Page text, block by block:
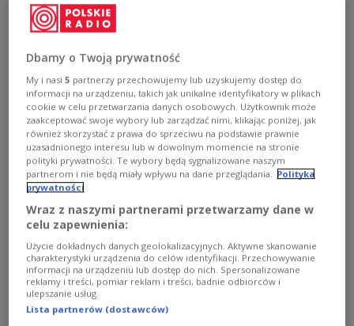
wspólnoty narodowej. Tego samego dnia
obchodzono Dzień Polonii i Polaków za Granicą –
święto ustanowione z inicjatywy Senatu RP jako
wyraz uznania dla dorobku Polonii, jej
przywiązania do polskości i pomocy krajowi w
najtrudniejszych momentach.
Centralnym punktem obchodów w Warszawie była
uroczystość w Pałacu Prezydenckim. Prezydent
przedstawicielom Polonii i Polaków za Granicą
oraz akty powołania członkom Rady do Spraw
Polonii i Polaków za Granicą przy Prezydencie RP.
Nowe gremium ma być przestrzenią stałego
dialogu z rodakami mieszkającymi poza krajem i
doradzać głowie państwa w sprawach polityki
Dbamy o Twoją prywatność
My i nasi5 partnerzy przechowujemy lub uzyskujemy dostęp do
informacji na urządzeniu, takich jak unikalne identyfikatory w plikach
cookie w celu przetwarzania danych osobowych. Użytkownik może
zaakceptować swoje wybory lub zarządzać nimi, klikając poniżej, jak
również skorzystać z prawa do sprzeciwu na podstawie prawnie
uzasadnionego interesu lub w dowolnym momencie na stronie
polityki prywatności. Te wybory będą sygnalizowane naszym
partnerom i nie będą miały wpływu na dane przeglądania. Polityka
prywatności
Wraz z naszymi partnerami przetwarzamy dane w
celu zapewnienia:
Użycie dokładnych danych geolokalizacyjnych. Aktywne skanowanie
charakterystyki urządzenia do celów identyfikacji. Przechowywanie
informacji na urządzeniu lub dostęp do nich. Spersonalizowane
reklamy i treści, pomiar reklam i treści, badnie odbiorców i
ulepszanie usług.
Lista partnerów (dostawców)